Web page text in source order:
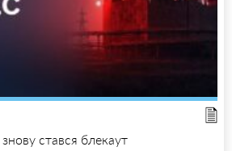
стався блекаут